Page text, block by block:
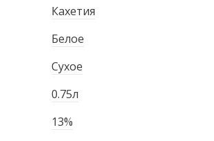
Кахетия
Белое
Сухое
0.75л
13%